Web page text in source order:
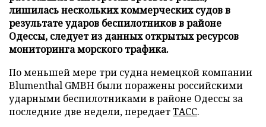
лишилась нескольких коммерческих судов в
результате ударов беспилотников в районе
Одессы, следует из данных открытых ресурсов
мониторинга морского трафика.
По меньшей мере три судна немецкой компании
Blumenthal GMBH были поражены российскими
ударными беспилотниками в районе Одессы за
последние две недели, передаетТАСС.